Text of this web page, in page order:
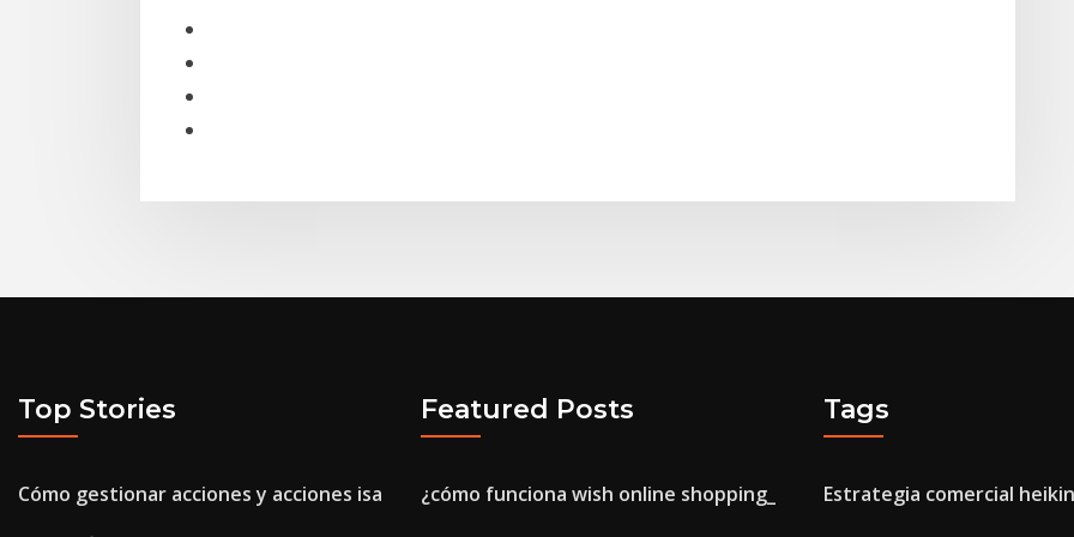
Top Stories
Cómo gestionar acciones y acciones isa
Featured Posts
¿cómo funciona wish online shopping_
Tags
Estrategia comercial